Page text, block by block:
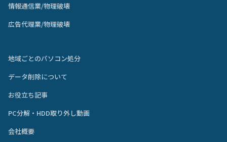
情報通信業/物理破壊
広告代理業/物理破壊
地域ごとのパソコン処分
データ削除について
お役立ち記事
PC分解・HDD取り外し動画
会社概要